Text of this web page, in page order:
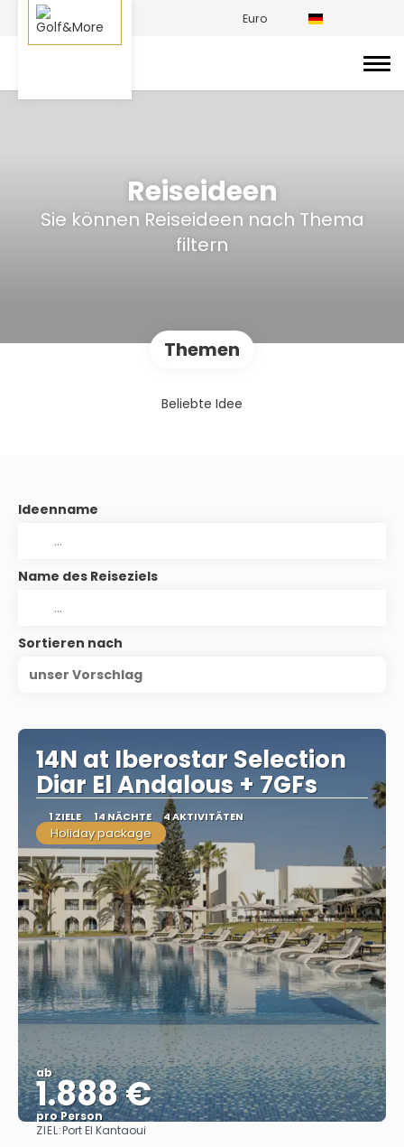
Euro
Reiseideen
Sie können Reiseideen nach Thema
filtern
Themen
Beliebte Idee
Ideenname
Name des Reiseziels
Sortieren nach
unser Vorschlag
14N at Iberostar Selection
Diar El Andalous + 7GFs
1 ZIELE 14 NÄCHTE 4 AKTIVITÄTEN
Holiday package
ab
1.888 €
pro Person
ZIEL:Port El Kantaoui